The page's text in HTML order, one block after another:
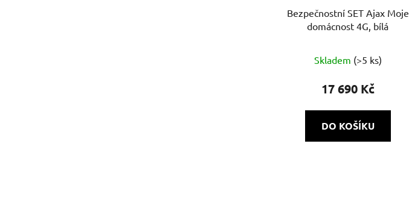
Bezpečnostní SET Ajax Moje
domácnost 4G, bílá
Skladem (>5 ks)
17 690 Kč
DO KOŠÍKU